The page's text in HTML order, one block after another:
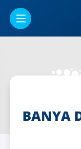
BANYA